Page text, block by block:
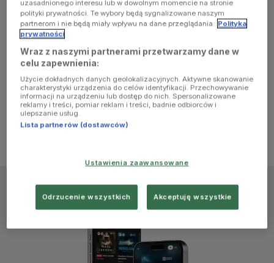
browser
console for
more
information)
uzasadnionego interesu lub w dowolnym momencie na stronie
polityki prywatności. Te wybory będą sygnalizowane naszym
partnerom i nie będą miały wpływu na dane przeglądania. Polityka
prywatności
Wraz z naszymi partnerami przetwarzamy dane w
celu zapewnienia:
Użycie dokładnych danych geolokalizacyjnych. Aktywne skanowanie
charakterystyki urządzenia do celów identyfikacji. Przechowywanie
informacji na urządzeniu lub dostęp do nich. Spersonalizowane
reklamy i treści, pomiar reklam i treści, badnie odbiorców i
ulepszanie usług.
Lista partnerów (dostawców)
Ustawienia zaawansowane
Odrzucenie wszystkich Akceptuję wszystkie